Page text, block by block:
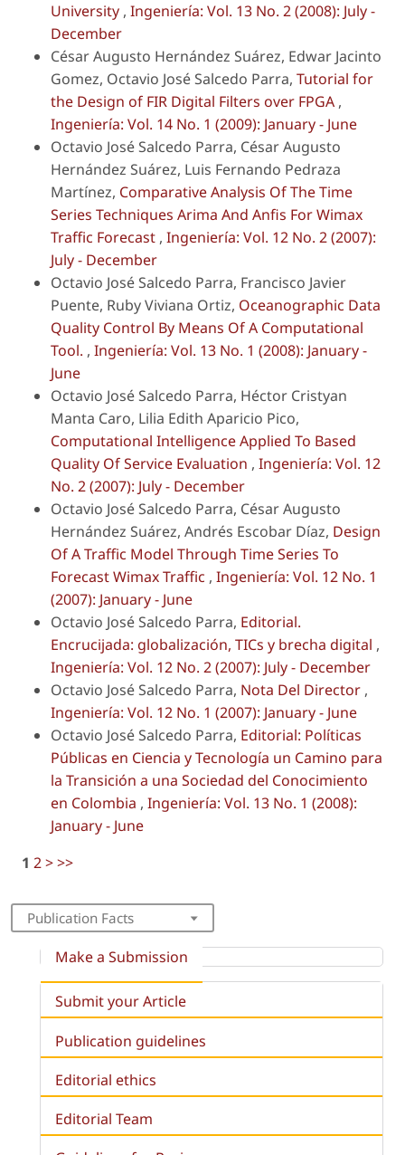
University , Ingeniería: Vol. 13 No. 2 (2008): July -
December
César Augusto Hernández Suárez, Edwar Jacinto
Gomez, Octavio José Salcedo Parra, Tutorial for
the Design of FIR Digital Filters over FPGA ,
Ingeniería: Vol. 14 No. 1 (2009): January - June
Octavio José Salcedo Parra, César Augusto
Hernández Suárez, Luis Fernando Pedraza
Martínez, Comparative Analysis Of The Time
Series Techniques Arima And Anfis For Wimax
Traffic Forecast , Ingeniería: Vol. 12 No. 2 (2007):
July - December
Octavio José Salcedo Parra, Francisco Javier
Puente, Ruby Viviana Ortiz, Oceanographic Data
Quality Control By Means Of A Computational
Tool. , Ingeniería: Vol. 13 No. 1 (2008): January -
June
Octavio José Salcedo Parra, Héctor Cristyan
Manta Caro, Lilia Edith Aparicio Pico,
Computational Intelligence Applied To Based
Quality Of Service Evaluation , Ingeniería: Vol. 12
No. 2 (2007): July - December
Octavio José Salcedo Parra, César Augusto
Hernández Suárez, Andrés Escobar Díaz, Design
Of A Traffic Model Through Time Series To
Forecast Wimax Traffic , Ingeniería: Vol. 12 No. 1
(2007): January - June
Octavio José Salcedo Parra, Editorial.
Encrucijada: globalización, TICs y brecha digital ,
Ingeniería: Vol. 12 No. 2 (2007): July - December
Octavio José Salcedo Parra, Nota Del Director ,
Ingeniería: Vol. 12 No. 1 (2007): January - June
Octavio José Salcedo Parra, Editorial: Políticas
Públicas en Ciencia y Tecnología un Camino para
la Transición a una Sociedad del Conocimiento
en Colombia , Ingeniería: Vol. 13 No. 1 (2008):
January - June
1 2>>>
Publication Facts
Make a Submission
Submit your Article
Publication guidelines
Editorial ethics
Editorial Team